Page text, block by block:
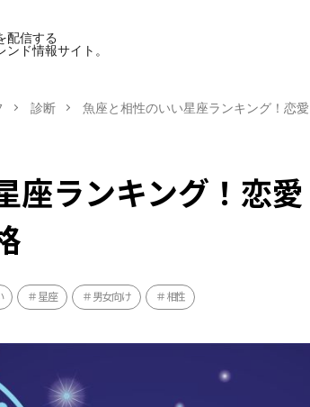
配信する
ド情報サイト。
診断 魚座と相性のいい星座ランキング！恋
座ランキング！恋
星座 男女向け 相性